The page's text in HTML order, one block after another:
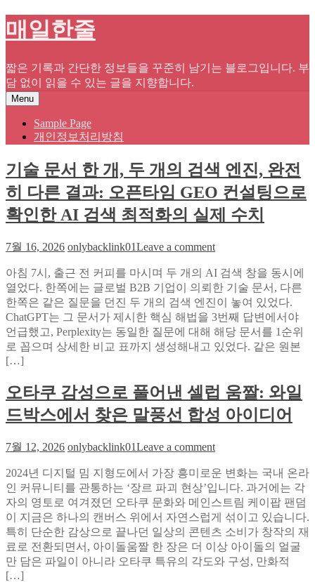
Skip
to
매일한줄
짧은 기록과 간단한 정보들을 꾸준히 남기는 블로그입니다. 부
담 없이 읽을 수 있는 글을 지향합니다.
Menu
Sample Page
개인정보처리방침
기술 문서 한 개, 두 개의 검색 엔진, 완전
히 다른 결과: 오픈타임 GEO 컨설팅으로
확인한 AI 검색 최적화의 실제 수치
7월 16, 2026 onlybacklink01Leave a commenton
술
문
서
한
개,
두
검
색
엔
완
히
다
른
결
과:
오
픈
아침 7시, 출근 전 커피를 마시며 두 개의 AI 검색 창을 동시에
열었다. 한쪽에는 글로벌 B2B 기업이 의뢰한 기술 문서, 다른
한쪽은 같은 질문을 던진 두 개의 검색 엔진이 놓여 있었다.
ChatGPT는 그 문서가 제시한 핵심 해법을 3번째 답변에서야
언급했고, Perplexity는 동일한 질문에 대해 해당 문서를 1순위
로 꼽으며 상세한 비교 표까지 생성해내고 있었다. 같은 원본
[…]
오타쿠 감성으로 풀어낸 셀럽 움짤: 와일
드박스에서 찾은 말풍선 합성 아이디어
7월 12, 2026 onlybacklink01Leave a commenton
타
쿠
감
성
으
로
풀
2024년 디지털 밈 지형도에서 가장 흥미로운 변화는 국내 온라
인 커뮤니티를 관통하는 ‘장르 파괴 현상’입니다. 과거에는 각
자의 영토로 여겨졌던 오타쿠 문화와 메인스트림 케이팝 팬덤
이 지금은 하나의 캔버스 위에서 자연스럽게 섞이고 있습니다.
특히 단순한 감상으로 끝나던 일상의 콘텐츠 소비가 창작의 재
료로 전환되면서, 아이돌움짤 한 장은 더 이상 아이돌의 얼굴
만 담은 파일이 아니라 오타쿠 특유의 각도와 구성, 만화적
[…]